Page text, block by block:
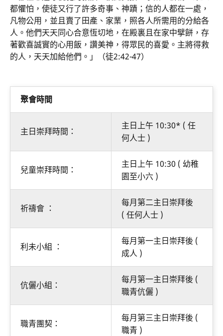
都懼怕，使徒又行了許多奇事、神蹟；信的人都在一處，
凡物公用，並且賣了田產、家業，照各人所需用的分給各
人。他們天天同心合意恆切地，在殿裏且在家中擘餅，存
著歡喜誠實的心用飯，讚美神，得眾民的喜愛。主將得救
的人，天天加給他們。」（徒2:42-47）
聚會時間
主日崇拜時間：
主日上午 10:30* ( 任
何人士 )
兒童崇拜時間：
主日上午 10:30 ( 幼稚
園至小六 )
祈禱會 ：
每月第二主日崇拜後
( 任何人士 )
利未小組 ：
每月第一主日崇拜後 (
成人 )
伉儷小組：
每月第一主日崇拜後 (
職青伉儷 )
職青團契：
每月第三主日崇拜後 (
職青 )